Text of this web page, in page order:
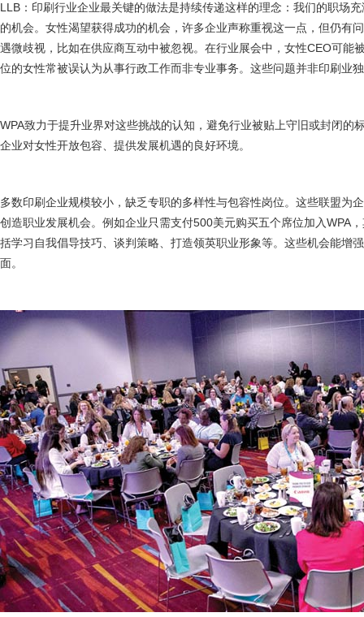
LLB：印刷行业企业最关键的做法是持续传递这样的理念：我们的职场
的机会。女性渴望获得成功的机会，许多企业声称重视这一点，但仍有
遇微歧视，比如在供应商互动中被忽视。在行业展会中，女性CEO可能
位的女性常被误认为从事行政工作而非专业事务。这些问题并非印刷业
WPA致力于提升业界对这些挑战的认知，避免行业被贴上守旧或封闭的
企业对女性开放包容、提供发展机遇的良好环境。
多数印刷企业规模较小，缺乏专职的多样性与包容性岗位。这些联盟为
创造职业发展机会。例如企业只需支付500美元购买五个席位加入WPA
括学习自我倡导技巧、谈判策略、打造领英职业形象等。这些机会能增
面。